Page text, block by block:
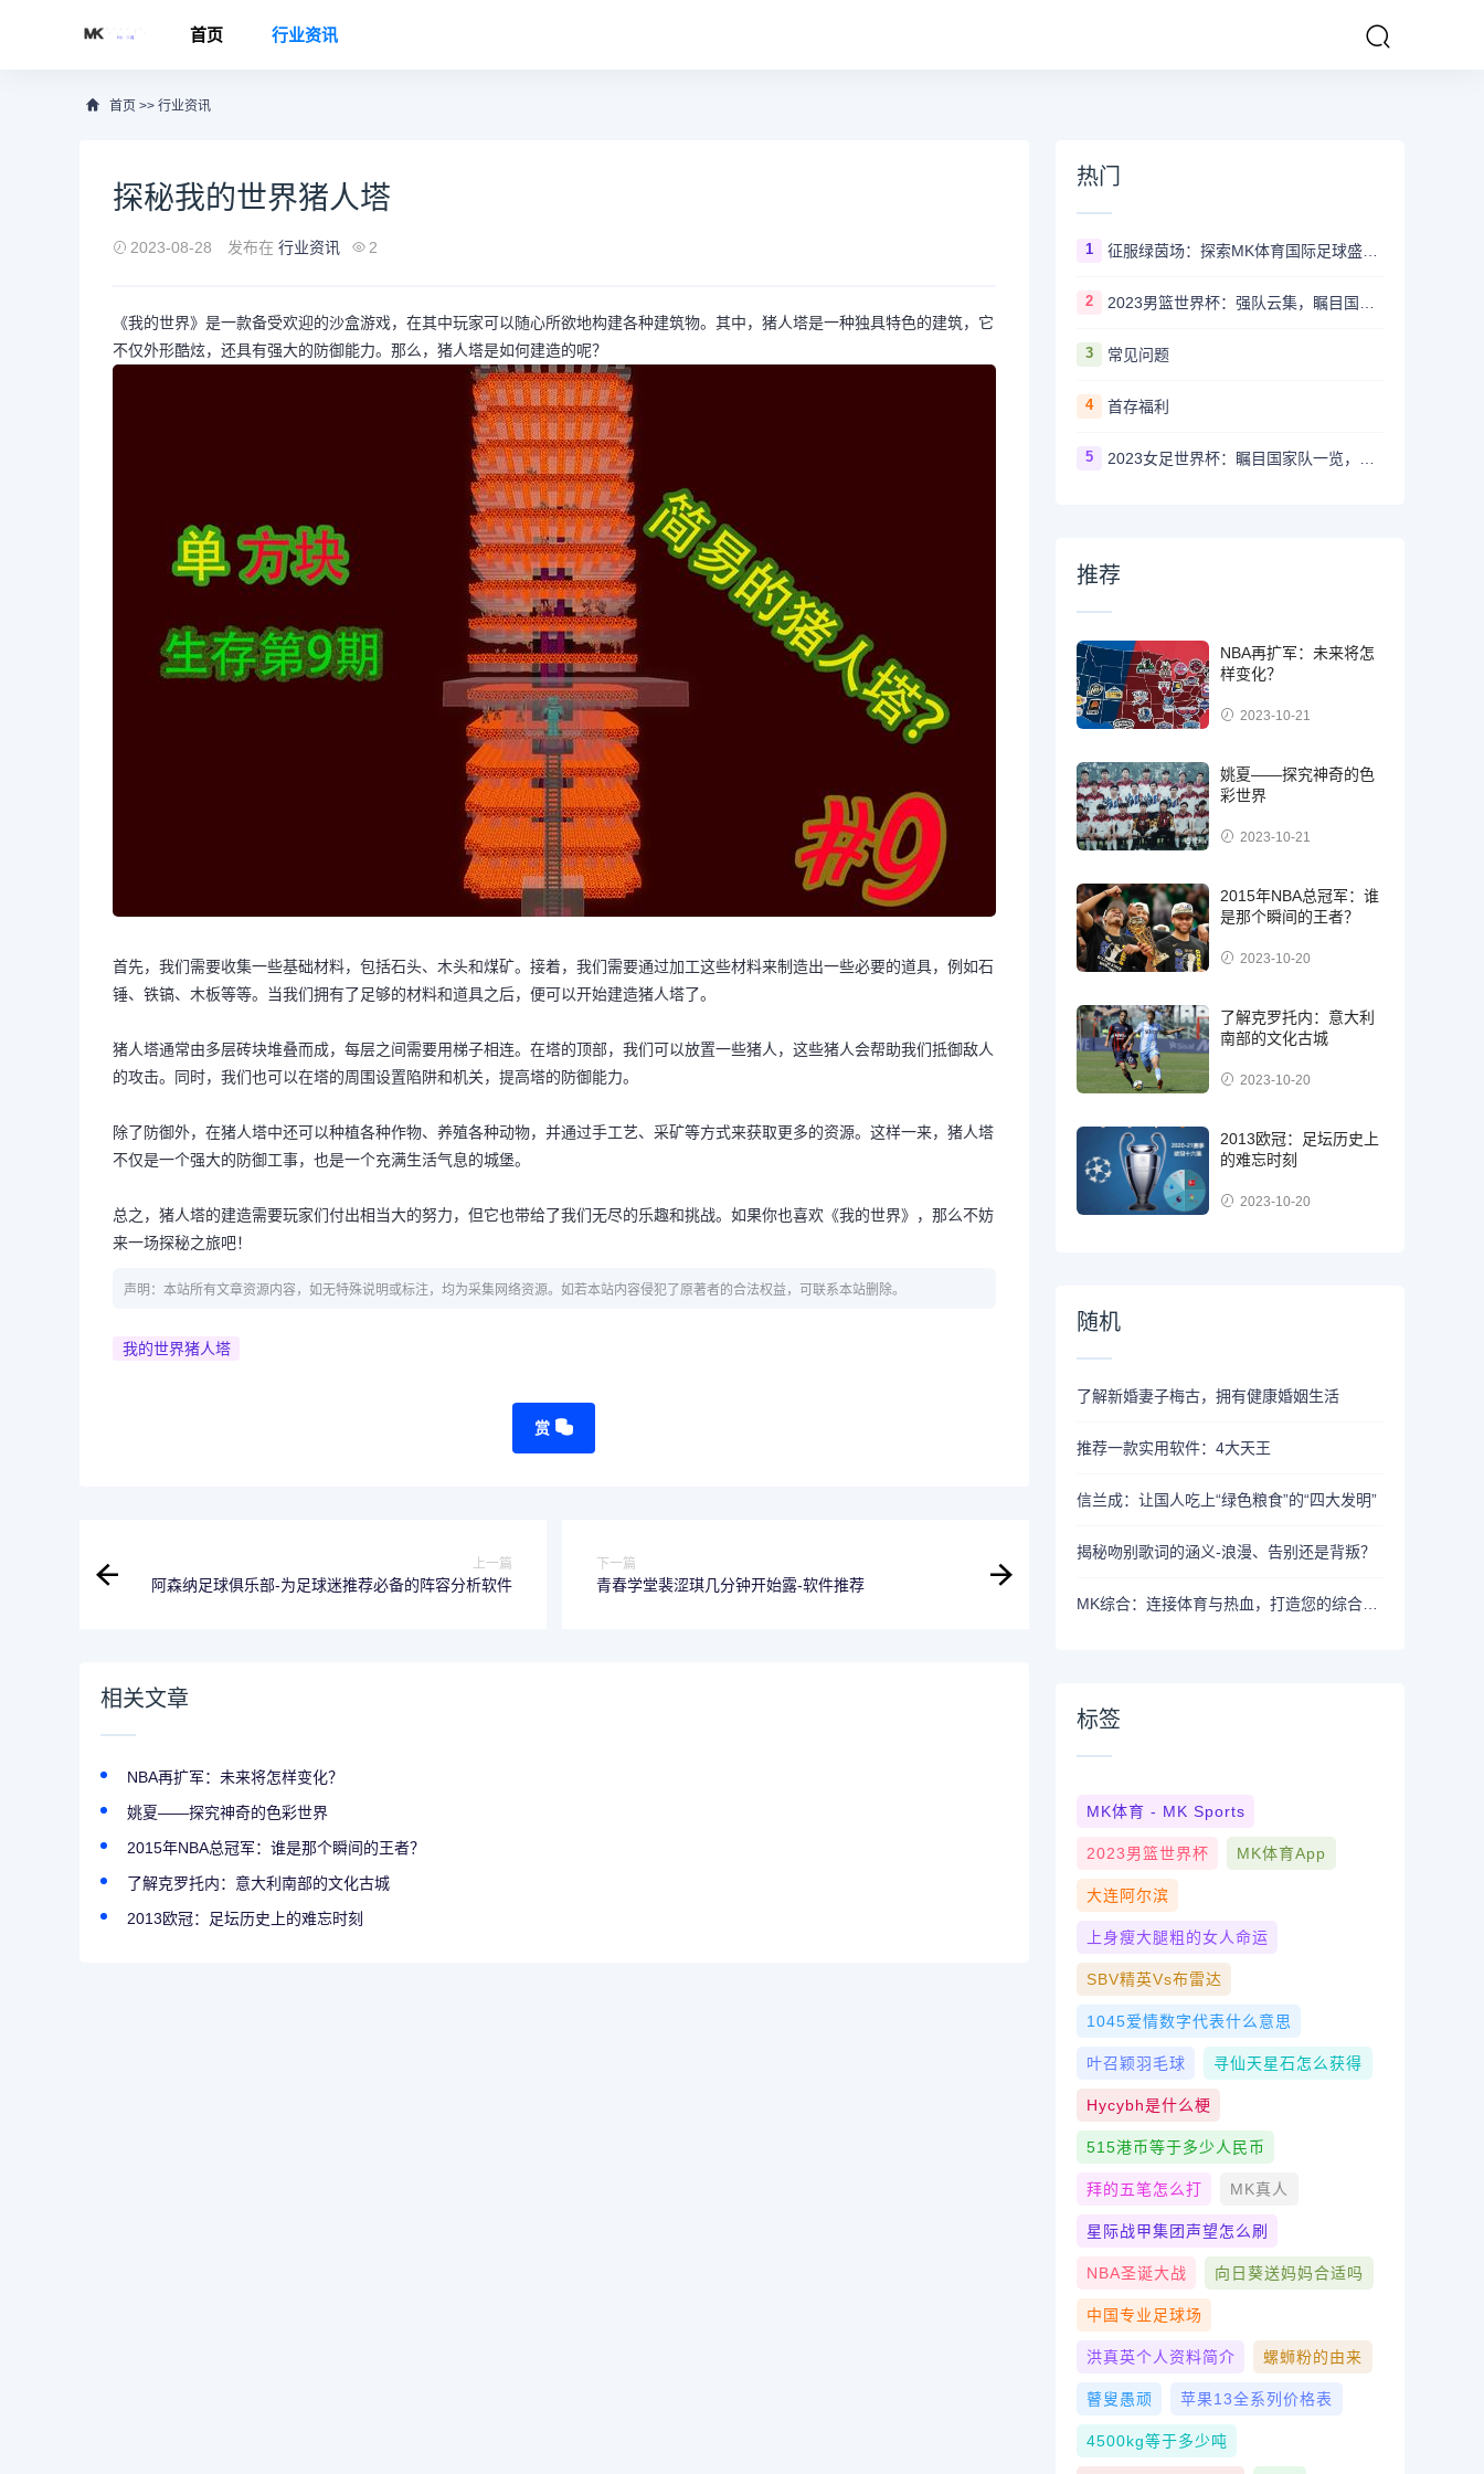
首页 行业资讯
首页 >> 行业资讯
探秘我的世界猪人塔
2023-08-28 发布在 行业资讯 2
《我的世界》是一款备受欢迎的沙盒游戏，在其中玩家可以随心所欲地构建各种建筑物。其中，猪人塔是一种独具特色的建筑，它
不仅外形酷炫，还具有强大的防御能力。那么，猪人塔是如何建造的呢？
首先，我们需要收集一些基础材料，包括石头、木头和煤矿。接着，我们需要通过加工这些材料来制造出一些必要的道具，例如石
锤、铁镐、木板等等。当我们拥有了足够的材料和道具之后，便可以开始建造猪人塔了。
猪人塔通常由多层砖块堆叠而成，每层之间需要用梯子相连。在塔的顶部，我们可以放置一些猪人，这些猪人会帮助我们抵御敌人
的攻击。同时，我们也可以在塔的周围设置陷阱和机关，提高塔的防御能力。
除了防御外，在猪人塔中还可以种植各种作物、养殖各种动物，并通过手工艺、采矿等方式来获取更多的资源。这样一来，猪人塔
不仅是一个强大的防御工事，也是一个充满生活气息的城堡。
总之，猪人塔的建造需要玩家们付出相当大的努力，但它也带给了我们无尽的乐趣和挑战。如果你也喜欢《我的世界》，那么不妨
来一场探秘之旅吧！
声明：本站所有文章资源内容，如无特殊说明或标注，均为采集网络资源。如若本站内容侵犯了原著者的合法权益，可联系本站删除。
我的世界猪人塔
赏
上一篇
阿森纳足球俱乐部-为足球迷推荐必备的阵容分析软件
下一篇
青春学堂裴涩琪几分钟开始露-软件推荐
相关文章
NBA再扩军：未来将怎样变化？
姚夏——探究神奇的色彩世界
2015年NBA总冠军：谁是那个瞬间的王者？
了解克罗托内：意大利南部的文化古城
2013欧冠：足坛历史上的难忘时刻
热门
1 征服绿茵场：探索MK体育国际足球盛事的辉煌传奇
2
3 常见问题
4 首存福利
5
推荐
NBA再扩军：未来将怎
样变化？
2023-10-21
姚夏——探究神奇的色
彩世界
2023-10-21
2015年NBA总冠军：谁
是那个瞬间的王者？
2023-10-20
了解克罗托内：意大利
南部的文化古城
2023-10-20
2013欧冠：足坛历史上
的难忘时刻
2023-10-20
随机
了解新婚妻子梅古，拥有健康婚姻生活
推荐一款实用软件：4大天王
信兰成：让国人吃上“绿色粮食”的“四大发明”
揭秘吻别歌词的涵义-浪漫、告别还是背叛？
标签
MK体育 - MK Sports
2023男篮世界杯 MK体育App
大连阿尔滨
上身瘦大腿粗的女人命运
SBV精英vs布雷达
1045爱情数字代表什么意思
叶召颖羽毛球 寻仙天星石怎么获得
Hycybh是什么梗
515港币等于多少人民币
拜的五笔怎么打 MK真人
星际战甲集团声望怎么刷
NBA圣诞大战 向日葵送妈妈合适吗
中国专业足球场
洪真英个人资料简介 螺蛳粉的由来
瞽叟愚顽 苹果13全系列价格表
4500kg等于多少吨